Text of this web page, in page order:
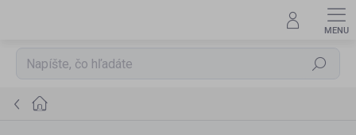
Hľadať
Domov